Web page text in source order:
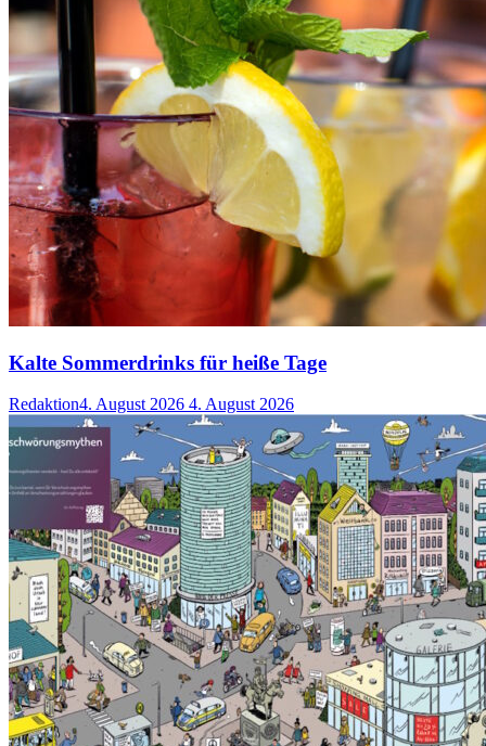
Kalte Sommerdrinks für heiße Tage
Redaktion4. August 2026 4. August 2026